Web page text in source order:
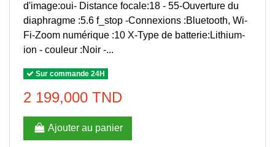
d'image:oui- Distance focale:18 - 55-Ouverture du
diaphragme :5.6 f_stop -Connexions :Bluetooth, Wi-
Fi-Zoom numérique :10 X-Type de batterie:Lithium-
ion - couleur :Noir -...
Sur commande 24H
2 199,000 TND
Ajouter au panier